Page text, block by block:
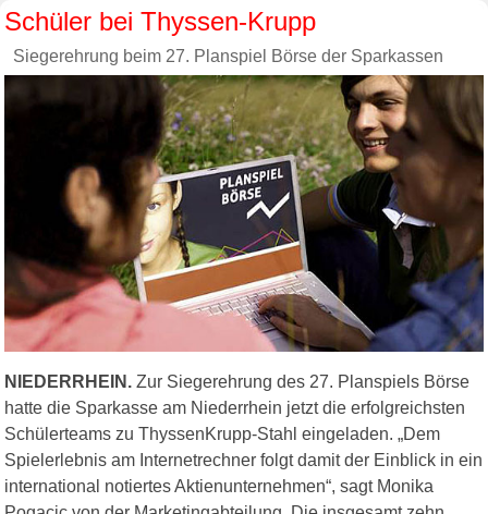
Schüler bei Thyssen-Krupp
Siegerehrung beim 27. Planspiel Börse der Sparkassen
NIEDERRHEIN. Zur Siegerehrung des 27. Planspiels Börse
hatte die Sparkasse am Niederrhein jetzt die erfolgreichsten
Schülerteams zu ThyssenKrupp-Stahl eingeladen. „Dem
Spielerlebnis am Internetrechner folgt damit der Einblick in ein
international notiertes Aktienunternehmen“, sagt Monika